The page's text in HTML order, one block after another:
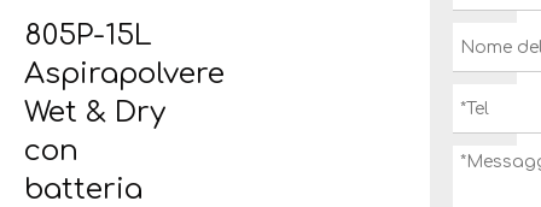
805P-15L
Aspirapolvere
Wet & Dry
con
batteria